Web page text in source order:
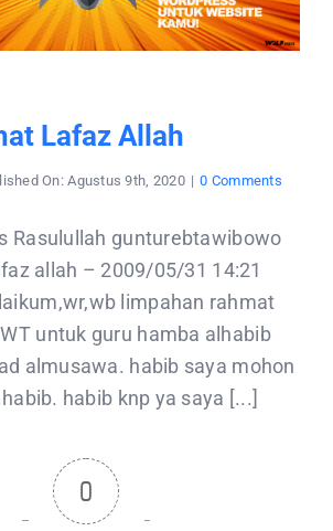
Lafaz Allah
On: Agustus 9th, 2020 | 0 Commentson
allah
Rasulullah gunturebtawibowo
allah – 2009/05/31 14:21
limpahan rahmat
untuk guru hamba alhabib
almusawa. habib saya mohon
habib knp ya saya [...]
0